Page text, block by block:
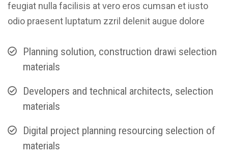
feugiat nulla facilisis at vero eros cumsan et iusto
odio praesent luptatum zzril delenit augue dolore
Planning solution, construction drawi selection
materials
Developers and technical architects, selection
materials
Digital project planning resourcing selection of
materials